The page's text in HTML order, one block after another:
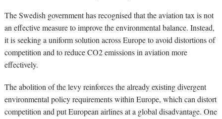
The Swedish government has recognised that the aviation tax is not
an effective measure to improve the environmental balance. Instead,
it is seeking a uniform solution across Europe to avoid distortions of
competition and to reduce CO2 emissions in aviation more
effectively.
The abolition of the levy reinforces the already existing divergent
environmental policy requirements within Europe, which can distort
competition and put European airlines at a global disadvantage. One